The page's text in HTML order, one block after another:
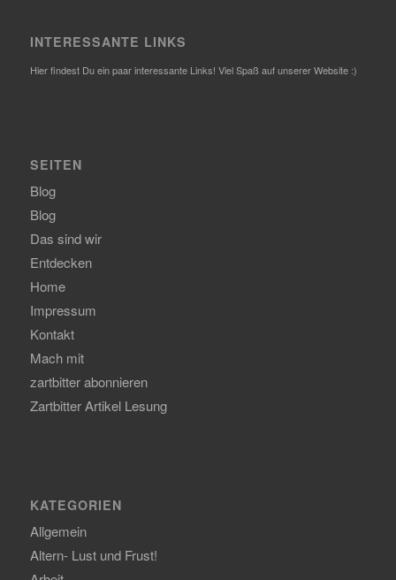
INTERESSANTE LINKS
Hier findest Du ein paar interessante Links! Viel Spaß auf unserer Website :)
SEITEN
Blog
Blog
Das sind wir
Entdecken
Home
Impressum
Kontakt
Mach mit
zartbitter abonnieren
Zartbitter Artikel Lesung
KATEGORIEN
Allgemein
Altern- Lust und Frust!